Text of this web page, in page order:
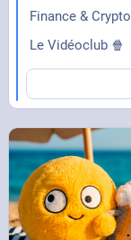
Finance & Crypto
Le Vidéoclub 🍿